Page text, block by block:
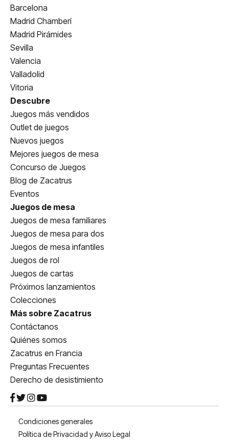
Barcelona
Madrid Chamberí
Madrid Pirámides
Sevilla
Valencia
Valladolid
Vitoria
Descubre
Juegos más vendidos
Outlet de juegos
Nuevos juegos
Mejores juegos de mesa
Concurso de Juegos
Blog de Zacatrus
Eventos
Juegos de mesa
Juegos de mesa familiares
Juegos de mesa para dos
Juegos de mesa infantiles
Juegos de rol
Juegos de cartas
Próximos lanzamientos
Colecciones
Más sobre Zacatrus
Contáctanos
Quiénes somos
Zacatrus en Francia
Preguntas Frecuentes
Derecho de desistimiento
Condiciones generales
Política de Privacidad y Aviso Legal